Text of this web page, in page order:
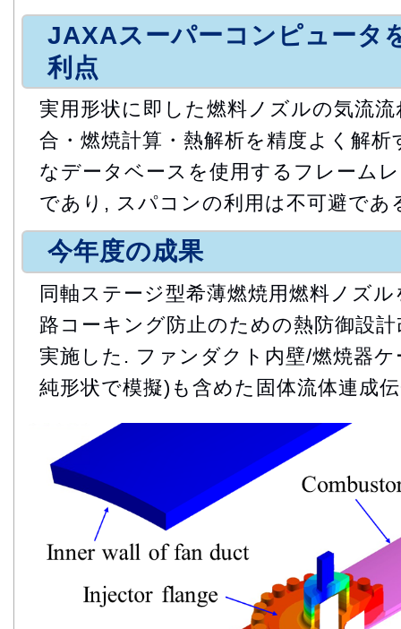
JAXAスーパーコンピュータ
利点
実用形状に即した燃料ノズルの気流
合・燃焼計算・熱解析を精度よく解
なデータベースを使用するフレーム
であり, スパコンの利用は不可避であ
今年度の成果
同軸ステージ型希薄燃焼用燃料ノズ
路コーキング防止のための熱防御設
実施した. ファンダクト内壁/燃焼器
純形状で模擬)も含めた固体流体連成